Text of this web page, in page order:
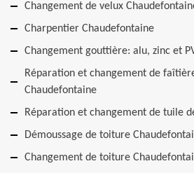
Changement de velux
Charpentier Chaudefontaine
Changement gouttière: alu, zinc et
Réparation et changement de
Chaudefontaine
Réparation et changement de tuile
Démoussage de toiture
Changement de toiture